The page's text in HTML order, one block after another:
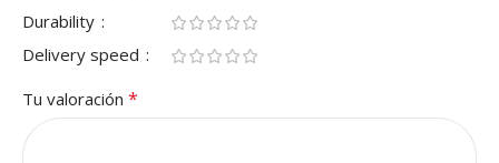
Durability
Delivery speed
Tu valoración *